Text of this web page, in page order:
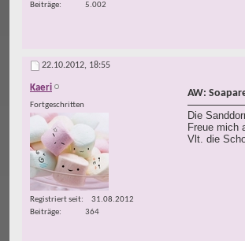
Beiträge
5.002
22.10.2012, 18:55
Kaeri
Fortgeschritten
Registriert seit
31.08.2012
Beiträge
364
AW:
Die
Freue mich
Vlt. die